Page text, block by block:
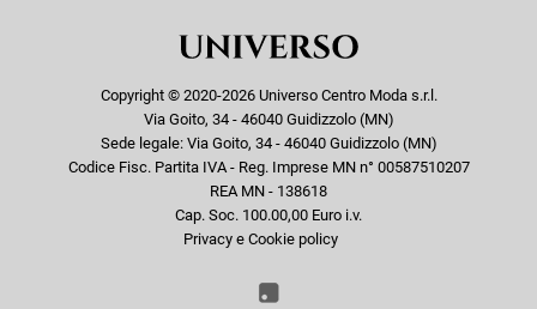
Copyright © 2020-2026 Universo Centro Moda s.r.l.
Via Goito, 34 - 46040 Guidizzolo (MN)
Sede legale: Via Goito, 34 - 46040 Guidizzolo (MN)
Codice Fisc. Partita IVA - Reg. Imprese MN n° 00587510207
REA MN - 138618
Cap. Soc. 100.00,00 Euro i.v.
Privacy e Cookie policy